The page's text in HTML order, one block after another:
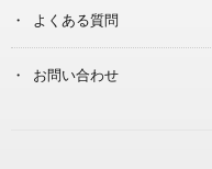
よくある質問
お問い合わせ